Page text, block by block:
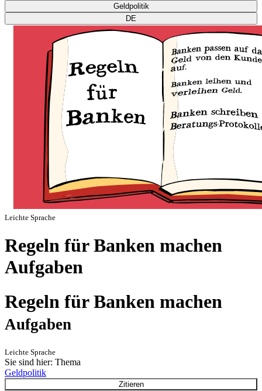
Geldpolitik
DE
Leichte Sprache
Regeln für Banken machen
Aufgaben
Regeln für Banken machen
Aufgaben
Leichte Sprache
Sie sind hier: Thema
Geldpolitik
Zitieren